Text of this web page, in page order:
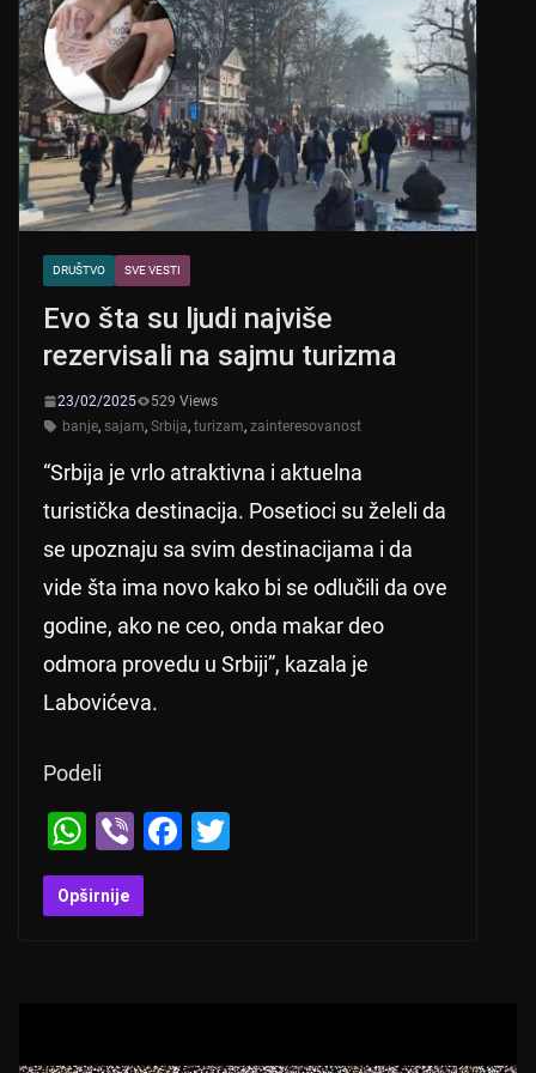
DRUŠTVO SVE VESTI
Evo šta su ljudi najviše
rezervisali na sajmu turizma
23/02/2025
529 Views
banje, sajam, Srbija, turizam, zainteresovanost
“Srbija je vrlo atraktivna i aktuelna
turistička destinacija. Posetioci su želeli da
se upoznaju sa svim destinacijama i da
vide šta ima novo kako bi se odlučili da ove
godine, ako ne ceo, onda makar deo
odmora provedu u Srbiji”, kazala je
Labovićeva.
Podeli
W
h
at
p
Vi
b
er
F
o
Opširnije